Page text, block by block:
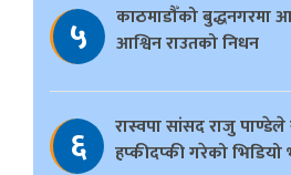
५
काठमाडौँको बुद्धनगरमा
आश्विन राउतको निधन
६
रास्वपा सांसद राजु
हप्कीदप्की गरेको